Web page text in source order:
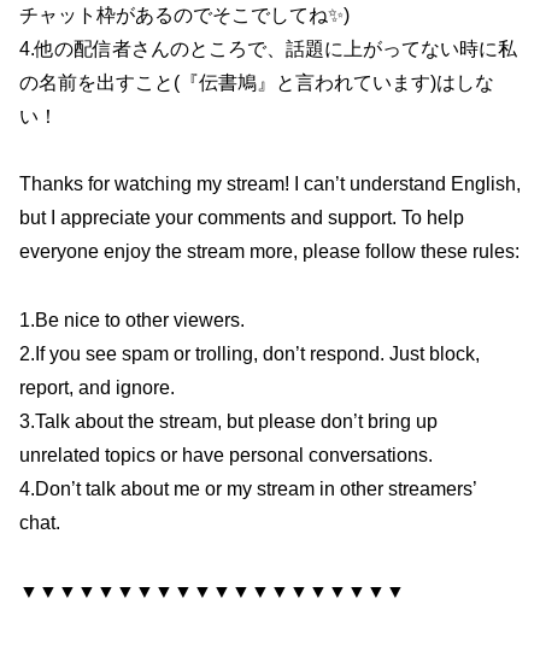
チャット枠があるのでそこでしてね✨)
4.他の配信者さんのところで、話題に上がってない時に私
の名前を出すこと(『伝書鳩』と言われています)はしな
い！
Thanks for watching my stream! I can’t understand English,
but I appreciate your comments and support. To help
everyone enjoy the stream more, please follow these rules:
1.Be nice to other viewers.
2.If you see spam or trolling, don’t respond. Just block,
report, and ignore.
3.Talk about the stream, but please don’t bring up
unrelated topics or have personal conversations.
4.Don’t talk about me or my stream in other streamers’
chat.
▼▼▼▼▼▼▼▼▼▼▼▼▼▼▼▼▼▼▼▼